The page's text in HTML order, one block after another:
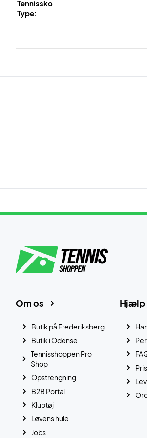
Tennissko
Type:
Hjælp
Om os
Butik på Frederiksberg
Butik i Odense
Tennisshoppen Pro
Shop
Opstrengning
B2B Portal
Klubtøj
Løvens hule
Jobs